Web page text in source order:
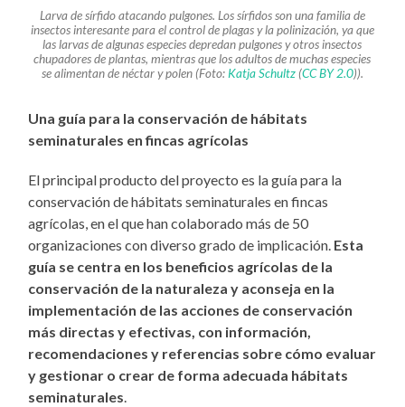
Larva de sírfido atacando pulgones. Los sírfidos son una familia de
insectos interesante para el control de plagas y la polinización, ya que
las larvas de algunas especies depredan pulgones y otros insectos
chupadores de plantas, mientras que los adultos de muchas especies
se alimentan de néctar y polen (Foto:Katja Schultz(CC BY 2.0)).
Una guía para la conservación de hábitats
seminaturales en fincas agrícolas
El principal producto del proyecto es la guía para la
conservación de hábitats seminaturales en fincas
agrícolas, en el que han colaborado más de 50
organizaciones con diverso grado de implicación. Esta
guía se centra en los beneficios agrícolas de la
conservación de la naturaleza y aconseja en la
implementación de las acciones de conservación
más directas y efectivas, con información,
recomendaciones y referencias sobre cómo evaluar
y gestionar o crear de forma adecuada hábitats
seminaturales.